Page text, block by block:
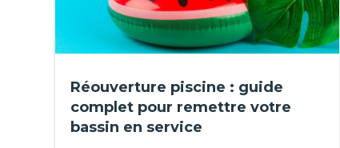
Réouverture piscine : guide
complet pour remettre votre
bassin en service